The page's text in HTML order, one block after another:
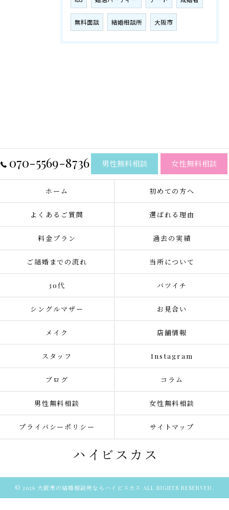
無料面談 結婚相談所 大阪市
070-5569-8736 男性無料相談 女性無料相談
ホーム 初めての方へ
よくあるご質問 選ばれる理由
料金プラン 過去の実績
ご結婚までの流れ 当所について
30代 バツイチ
シングルマザー お見合い
メイク 店舗情報
スタッフ Instagram
ブログ コラム
男性無料相談 女性無料相談
プライバシーポリシー サイトマップ
© 2026 大阪市の結婚相談所ならハイビスカス ALL RIGHTS RESERVED.